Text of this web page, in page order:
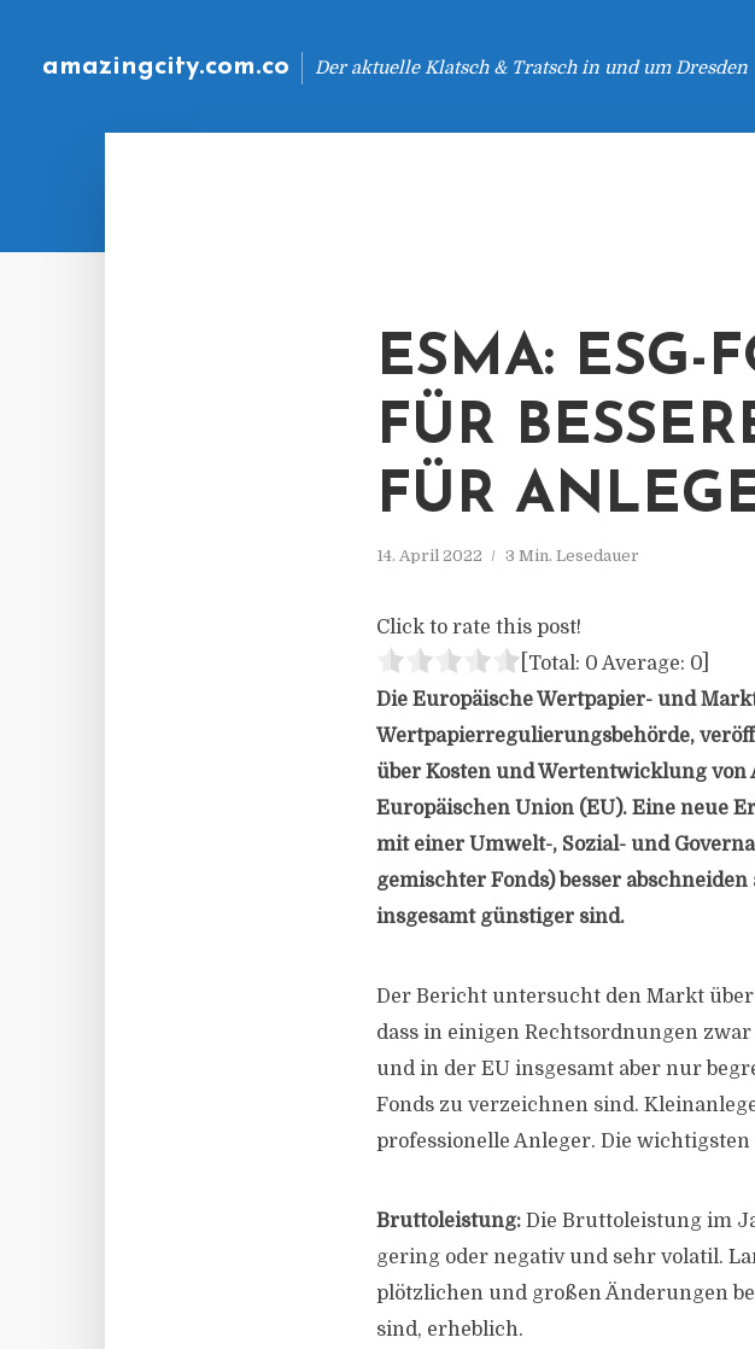
amazingcity.com.co Der aktuelle Klatsch & Tratsch in und um Dresden
ESMA: ESG-
FÜR
FÜR
14. April 2022 3 Min. Lesedauer
Click to rate this post!
[Total: 0 Average: 0
Die Europäische Wertpapier- und
Wertpapierregulierungsbehörde,
über Kosten und Wertentwicklung
Europäischen Union (EU). Eine neue
mit einer Umwelt-, Sozial- und
gemischter Fonds) besser
insgesamt günstiger sind.
Der Bericht untersucht den Markt
dass in einigen Rechtsordnungen
und in der EU insgesamt aber nur
Fonds zu verzeichnen sind.
professionelle Anleger. Die
Bruttoleistung: Die Bruttoleistung im
gering oder negativ und sehr volatil.
plötzlichen und großen Änderungen
sind, erheblich.